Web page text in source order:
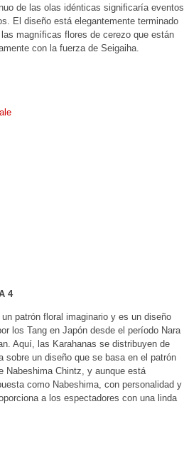
de las olas idénticas significaría eventos
El diseño está elegantemente terminado
magníficas flores de cerezo que están
con la fuerza de Seigaiha.
4
patrón floral imaginario y es un diseño
los Tang en Japón desde el período Nara
Aquí, las Karahanas se distribuyen de
sobre un diseño que se basa en el patrón
Nabeshima Chintz, y aunque está
como Nabeshima, con personalidad y
a los espectadores con una linda